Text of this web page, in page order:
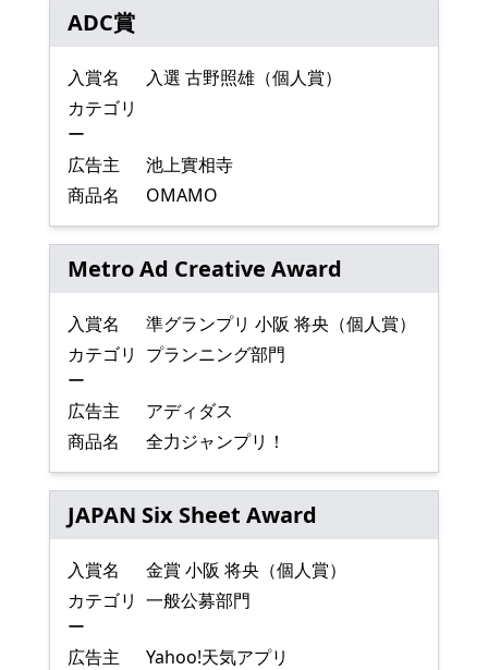
ADC賞
入賞名
入選 古野照雄（個人賞）
カテゴリ
ー
広告主
池上實相寺
商品名
OMAMO
Metro Ad Creative Award
入賞名
準グランプリ 小阪 将央（個人賞）
カテゴリ
ー
プランニング部門
広告主
アディダス
商品名
全力ジャンプリ！
JAPAN Six Sheet Award
入賞名
金賞 小阪 将央（個人賞）
カテゴリ
ー
一般公募部門
広告主
Yahoo!天気アプリ